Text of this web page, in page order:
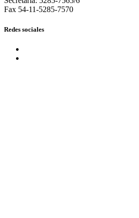
Fax 54-11-5285-7570
Redes sociales